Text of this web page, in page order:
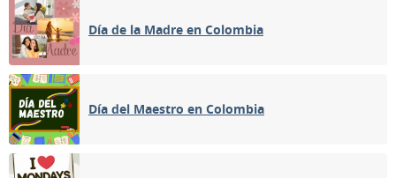
Día de la Madre en Colombia
Día del Maestro en Colombia